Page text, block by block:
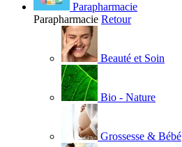
Parapharmacie
Parapharmacie Retour
Beauté et Soin
Bio - Nature
Grossesse & Bébé